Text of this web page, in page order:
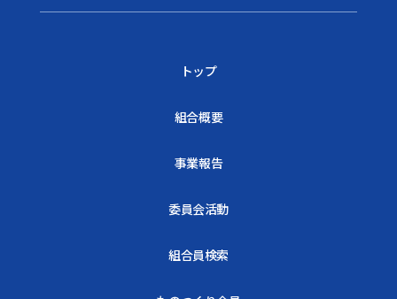
トップ
組合概要
事業報告
委員会活動
組合員検索